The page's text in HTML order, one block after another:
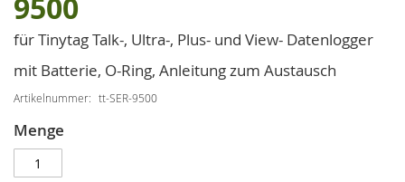
der
Bildgalerie
9500
für Tinytag Talk-, Ultra-, Plus- und View- Datenlogger
mit Batterie, O-Ring, Anleitung zum Austausch
Artikelnummer tt-SER-9500
Menge